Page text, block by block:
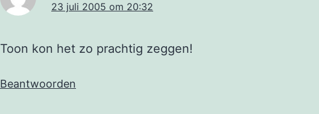
23 juli 2005 om 20:32
Toon kon het zo prachtig zeggen!
Beantwoorden